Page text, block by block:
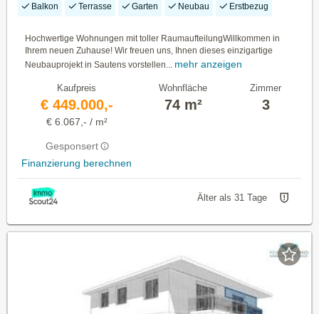
Balkon Terrasse Garten Neubau Erstbezug
Hochwertige Wohnungen mit toller RaumaufteilungWillkommen in
Ihrem neuen Zuhause! Wir freuen uns, Ihnen dieses einzigartige
Neubauprojekt in Sautens vorstellen... mehr anzeigen
Kaufpreis
€ 449.000,-
€ 6.067,- / m²
Gesponsert
Finanzierung berechnen
Wohnfläche
74 m²
Zimmer
3
Älter als 31 Tage